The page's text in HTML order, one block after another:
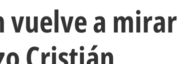
vuelve a mirar